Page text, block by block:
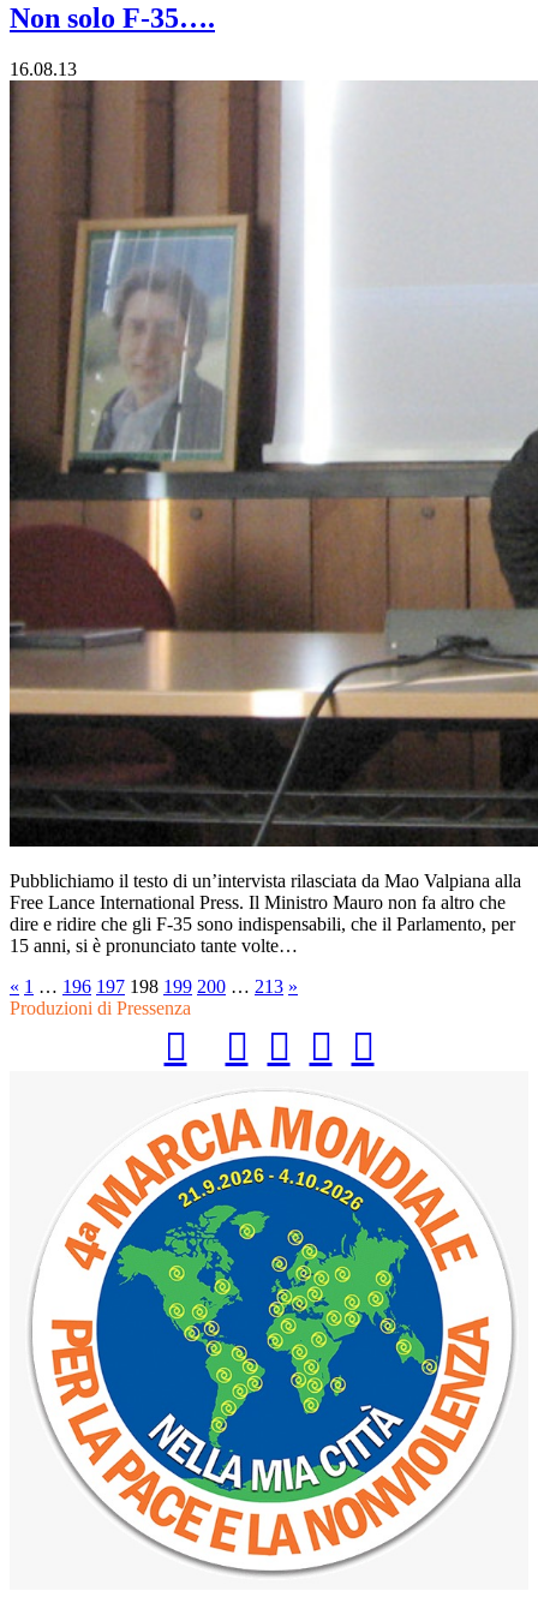
Non solo F-35….
16.08.13
Pubblichiamo il testo di un’intervista rilasciata da Mao Valpiana alla
Free Lance International Press. Il Ministro Mauro non fa altro che
dire e ridire che gli F-35 sono indispensabili, che il Parlamento, per
15 anni, si è pronunciato tante volte…
« 1 … 196 197 198 199 200 … 213 »
Produzioni di Pressenza